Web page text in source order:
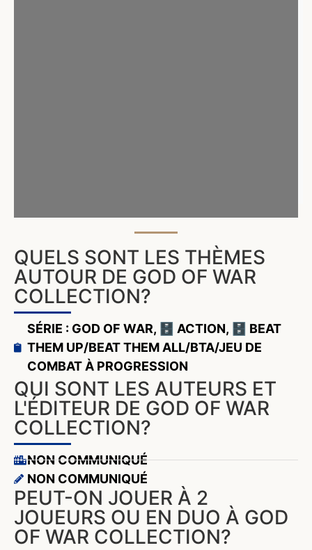
QUELS SONT LES THÈMES
AUTOUR DE GOD OF WAR
COLLECTION?
SÉRIE : GOD OF WAR, 🗄️ ACTION,
🗄️ BEAT
THEM UP/BEAT THEM ALL/BTA/JEU DE
COMBAT À PROGRESSION
QUI SONT LES AUTEURS ET
L'ÉDITEUR DE GOD OF WAR
COLLECTION?
NON COMMUNIQUÉ
NON COMMUNIQUÉ
PEUT-ON JOUER À 2
JOUEURS OU EN DUO À GOD
OF WAR COLLECTION?